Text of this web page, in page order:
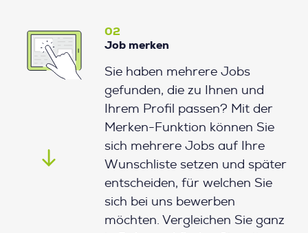
02
Job merken
Sie haben mehrere Jobs
gefunden, die zu Ihnen und
Ihrem Profil passen? Mit der
Merken-Funktion können Sie
sich mehrere Jobs auf Ihre
Wunschliste setzen und später
entscheiden, für welchen Sie
sich bei uns bewerben
möchten. Vergleichen Sie ganz